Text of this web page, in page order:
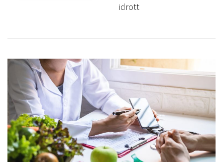
idrott